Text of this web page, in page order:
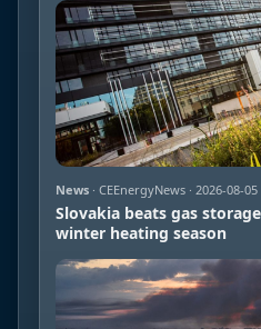
News · CEEnergyNews · 2026-08-
Slovakia beats gas
winter heating season